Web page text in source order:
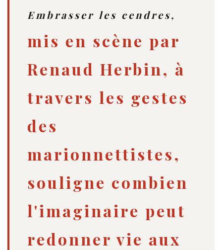
Embrasser les cendres,
mis en scène par
Renaud Herbin, à
travers les gestes
des
marionnettistes,
souligne combien
l'imaginaire peut
redonner vie aux